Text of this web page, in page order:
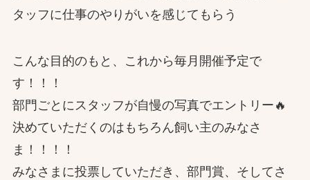
タッフに仕事のやりがいを感じてもらう
こんな目的のもと、これから毎月開催予定で
す！！！
部門ごとにスタッフが自慢の写真でエントリー🔥
決めていただくのはもちろん飼い主のみなさ
ま！！！！
みなさまに投票していただき、部門賞、そしてさ